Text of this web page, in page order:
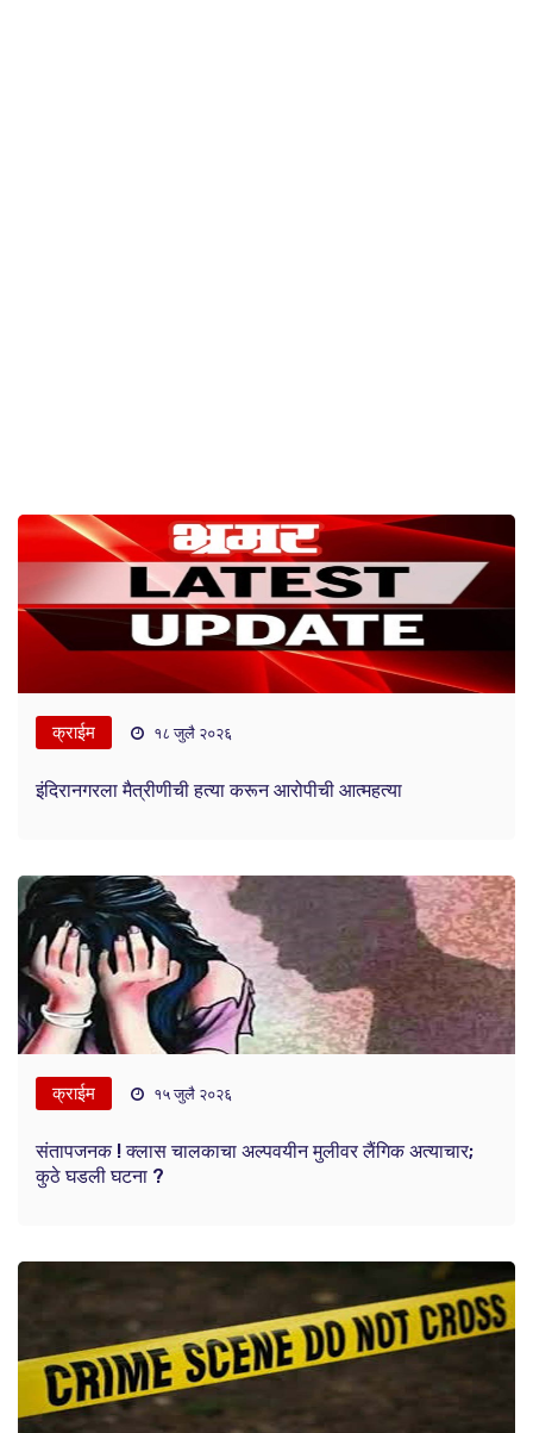
क्राईम १८ जुलै २०२६
इंदिरानगरला मैत्रीणीची हत्या करून आरोपीची आत्महत्या
क्राईम १५ जुलै २०२६
संतापजनक ! क्लास चालकाचा अल्पवयीन मुलीवर लैंगिक अत्याचार;
कुठे घडली घटना ?